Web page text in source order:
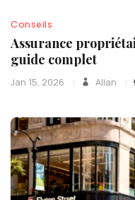
Conseils
Assurance
guide complet
Jan 15, 2026 Allan